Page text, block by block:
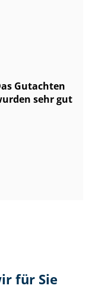
Gutachten
sehr gut
für Sie